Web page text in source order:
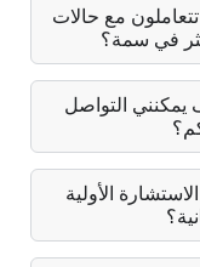
مع حالات
في سمة؟
يمكنني التواصل
الأولية